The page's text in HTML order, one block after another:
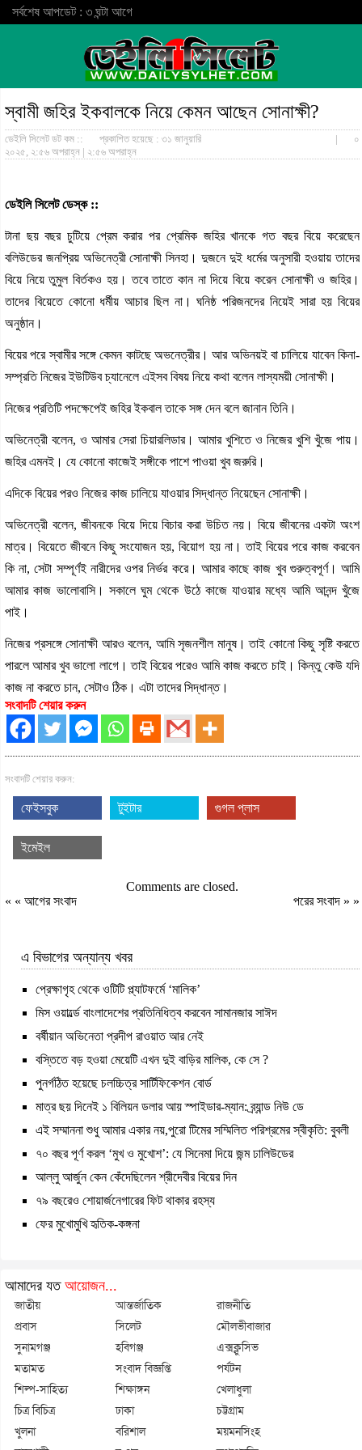
সর্বশেষ আপডেট : ৩ ঘন্টা আগে
স্বামী জহির ইকবালকে নিয়ে কেমন আছেন সোনাক্ষী?
ডেইলি সিলেট ডট কম ::
প্রকাশিত হয়েছে : ৩১ জানুয়ারি
২০২৫, ২:৫৬ অপরাহ্ন | ২:৫৬ অপরাহ্ন
| ০
ডেইলি সিলেট ডেস্ক ::
টানা ছয় বছর চুটিয়ে প্রেম করার পর প্রেমিক জহির খানকে গত বছর বিয়ে করেছেন
বলিউডের জনপ্রিয় অভিনেত্রী সোনাক্ষী সিনহা। দুজনে দুই ধর্মের অনুসারী হওয়ায় তাদের
বিয়ে নিয়ে তুমুল বির্তকও হয়। তবে তাতে কান না দিয়ে বিয়ে করেন সোনাক্ষী ও জহির।
তাদের বিয়েতে কোনো ধর্মীয় আচার ছিল না। ঘনিষ্ঠ পরিজনদের নিয়েই সারা হয় বিয়ের
অনুষ্ঠান।
বিয়ের পরে স্বামীর সঙ্গে কেমন কাটছে অভনেত্রীর। আর অভিনয়ই বা চালিয়ে যাবেন কিনা-
সম্প্রতি নিজের ইউটিউব চ্যানেলে এইসব বিষয় নিয়ে কথা বলেন লাস্যময়ী সোনাক্ষী।
নিজের প্রতিটি পদক্ষেপেই জহির ইকবাল তাকে সঙ্গ দেন বলে জানান তিনি।
অভিনেত্রী বলেন, ও আমার সেরা চিয়ারলিডার। আমার খুশিতে ও নিজের খুশি খুঁজে পায়।
জহির এমনই। যে কোনো কাজেই সঙ্গীকে পাশে পাওয়া খুব জরুরি।
এদিকে বিয়ের পরও নিজের কাজ চালিয়ে যাওয়ার সিদ্ধান্ত নিয়েছেন সোনাক্ষী।
অভিনেত্রী বলেন, জীবনকে বিয়ে দিয়ে বিচার করা উচিত নয়। বিয়ে জীবনের একটা অংশ
মাত্র। বিয়েতে জীবনে কিছু সংযোজন হয়, বিয়োগ হয় না। তাই বিয়ের পরে কাজ করবেন
কি না, সেটা সম্পূর্ণই নারীদের ওপর নির্ভর করে। আমার কাছে কাজ খুব গুরুত্বপূর্ণ। আমি
আমার কাজ ভালোবাসি। সকালে ঘুম থেকে উঠে কাজে যাওয়ার মধ্যে আমি আনন্দ খুঁজে
পাই।
নিজের প্রসঙ্গে সোনাক্ষী আরও বলেন, আমি সৃজনশীল মানুষ। তাই কোনো কিছু সৃষ্টি করতে
পারলে আমার খুব ভালো লাগে। তাই বিয়ের পরেও আমি কাজ করতে চাই। কিন্তু কেউ যদি
কাজ না করতে চান, সেটাও ঠিক। এটা তাদের সিদ্ধান্ত।
সংবাদটি শেয়ার করুন
সংবাদটি শেয়ার করুন:
ফেইসবুক টুইটার গুগল প্লাস
ইমেইল
Comments are closed.
« « আগের সংবাদ পরের সংবাদ » »
এ বিভাগের অন্যান্য খবর
প্রেক্ষাগৃহ থেকে ওটিটি প্ল্যাটফর্মে ‘মালিক’
মিস ওয়ার্ল্ডে বাংলাদেশের প্রতিনিধিত্ব করবেন সামানজার সাঈদ
বর্ষীয়ান অভিনেতা প্রদীপ রাওয়াত আর নেই
বস্তিতে বড় হওয়া মেয়েটি এখন দুই বাড়ির মালিক, কে সে ?
পুনর্গঠিত হয়েছে চলচ্চিত্র সার্টিফিকেশন বোর্ড
মাত্র ছয় দিনেই ১ বিলিয়ন ডলার আয় স্পাইডার-ম্যান: ব্র্যান্ড নিউ ডে
এই সম্মাননা শুধু আমার একার নয়,পুরো টিমের সম্মিলিত পরিশ্রমের স্বীকৃতি: বুবলী
৭০ বছর পূর্ণ করল ‘মুখ ও মুখোশ’: যে সিনেমা দিয়ে জন্ম ঢালিউডের
আল্লু আর্জুন কেন কেঁদেছিলেন শ্রীদেবীর বিয়ের দিন
৭৯ বছরেও শোয়ার্জনেগারের ফিট থাকার রহস্য
ফের মুখোমুখি হৃতিক-কঙ্গনা
আমাদের যত আয়োজন...
জাতীয় আন্তর্জাতিক
রাজনীতি
প্রবাস
সিলেট
মৌলভীবাজার
সুনামগঞ্জ
হবিগঞ্জ
এক্সক্লুসিভ
মতামত
সংবাদ বিজ্ঞপ্তি
পর্যটন
শিল্প-সাহিত্য
শিক্ষাঙ্গন
খেলাধুলা
চিত্র বিচিত্র
ঢাকা
চট্টগ্রাম
খুলনা
বরিশাল
ময়মনসিংহ